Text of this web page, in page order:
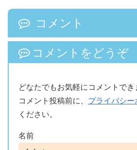
コメント
コメントをどうぞ
どなたでもお気軽にコメントでき
コメント投稿前に、 プライバシー
ください。
名前